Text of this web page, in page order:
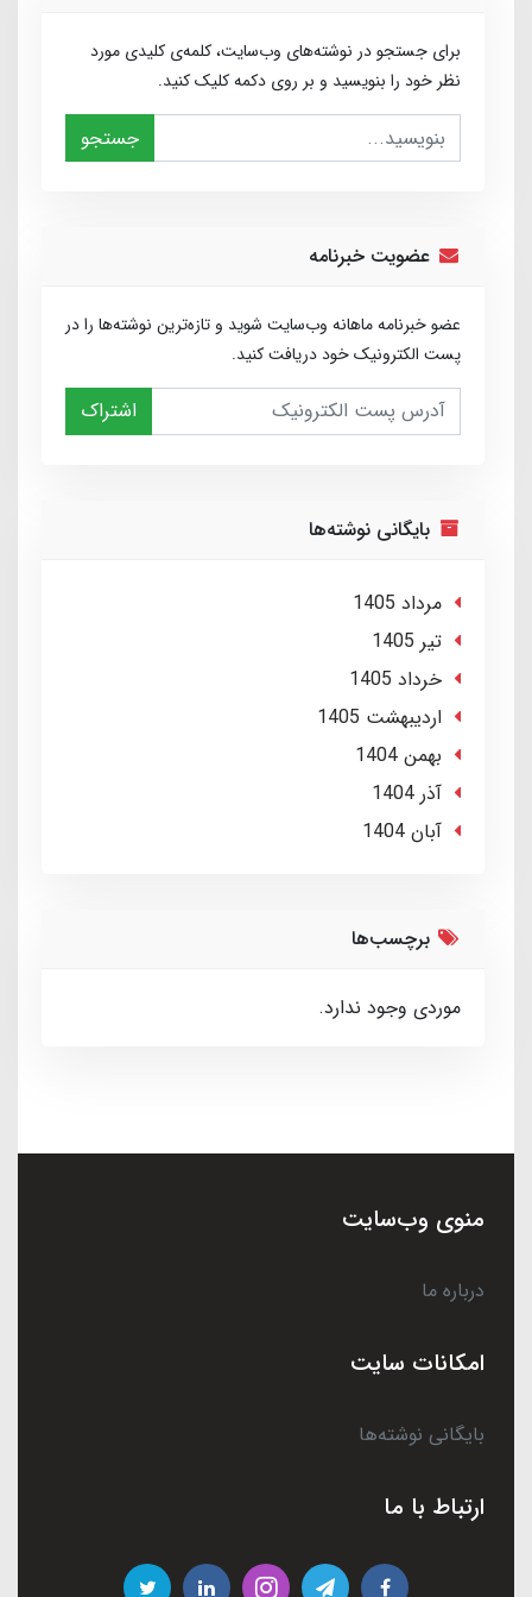
برای جستجو در نوشته‌های وب‌سایت، کلمه‌ی کلیدی مورد
نظر خود را بنویسید و بر روی دکمه کلیک کنید.
جستجو
عضویت خبرنامه
عضو خبرنامه ماهانه وب‌سایت شوید و تازه‌ترین نوشته‌ها را در
پست الکترونیک خود دریافت کنید.
اشتراک
بایگانی نوشته‌ها
مرداد 1405
تير 1405
خرداد 1405
ارديبهشت 1405
بهمن 1404
آذر 1404
آبان 1404
برچسب‌ها
موردی وجود ندارد.
منوی وب‌سایت
درباره ما
امکانات سایت
بایگانی نوشته‌ها
ارتباط با ما